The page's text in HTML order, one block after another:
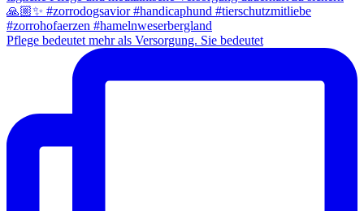
Pflege bedeutet mehr als Versorgung. Sie bedeutet